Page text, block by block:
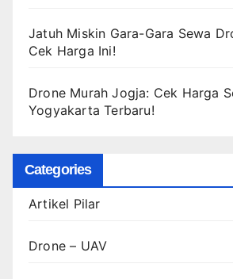
Jatuh Miskin Gara-Gara Sewa
Cek Harga Ini!
Drone Murah Jogja: Cek Harga
Yogyakarta Terbaru!
Categories
Artikel Pilar
Drone – UAV